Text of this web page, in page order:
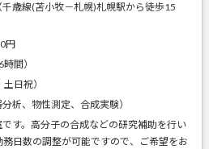
歳線(苫小牧－札幌)札幌駅から徒歩15
円
間）
日祝）
析、物性測定、合成実験）
す。高分子の合成などの研究補助を行い
務日数の調整が可能ですので、ご希望をお